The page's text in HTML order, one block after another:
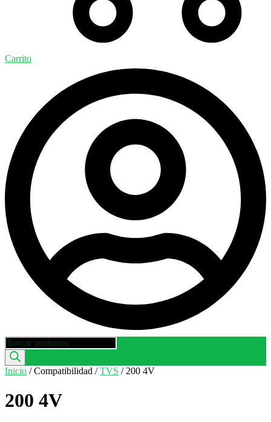
Carrito
Búsqueda
de
productos
Inicio / Compatibilidad /TVS / 200 4V
200 4V